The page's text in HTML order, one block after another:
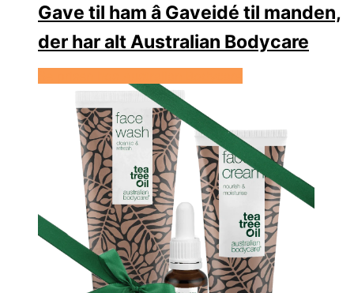
Gave til ham â Gaveidé til manden,
der har alt Australian Bodycare